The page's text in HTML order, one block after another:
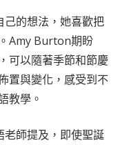
的想法，她喜歡把
Amy Burton期盼
可以隨著季節和節慶
置與變化，感受到不
教學。
師提及，即使聖誕